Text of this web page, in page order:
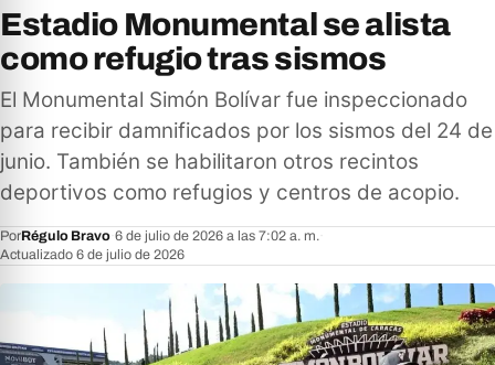
Estadio Monumental se alista
como refugio tras sismos
El Monumental Simón Bolívar fue inspeccionado
para recibir damnificados por los sismos del 24 de
junio. También se habilitaron otros recintos
deportivos como refugios y centros de acopio.
PorRégulo Bravo 6 de julio de 2026 a las 7:02 a. m.
Actualizado 6 de julio de 2026